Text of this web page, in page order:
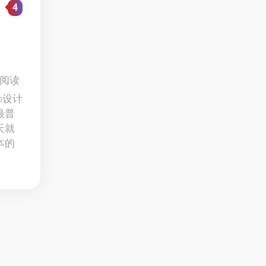
4
读
设计
普
就
的